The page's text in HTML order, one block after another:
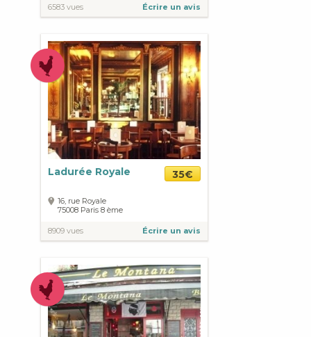
6583 vues Écrire un avis
Ladurée Royale 35€
16, rue Royale
75008 Paris 8 ème
8909 vues Écrire un avis